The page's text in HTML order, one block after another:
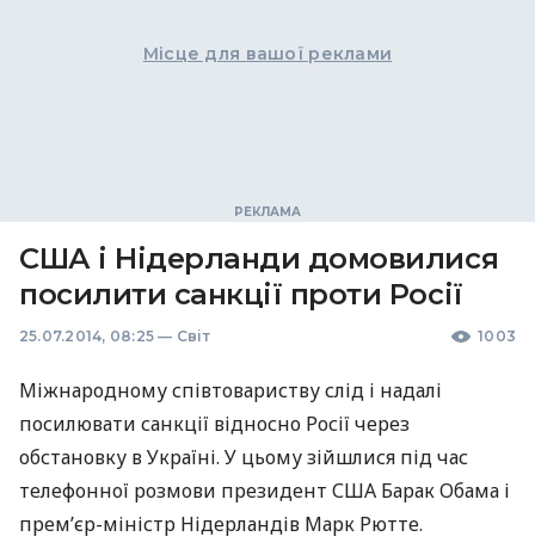
Місце для вашої реклами
США і Нідерланди домовилися
посилити санкції проти Росії
25.07.2014, 08:25 — Світ 1003
Міжнародному співтовариству слід і надалі
посилювати санкції відносно Росії через
обстановку в Україні. У цьому зійшлися під час
телефонної розмови президент США Барак Обама і
прем’єр-міністр Нідерландів Марк Рютте.